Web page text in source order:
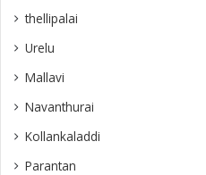
thellipalai
Urelu
Mallavi
Navanthurai
Kollankaladdi
Parantan